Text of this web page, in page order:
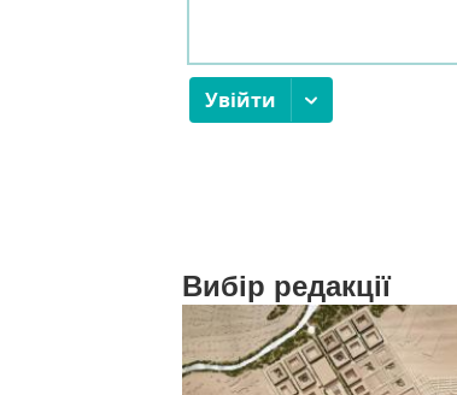
Вибір редакції